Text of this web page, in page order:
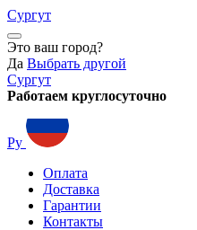
Сургут
Это ваш город?
Да Выбрать другой
Сургут
Работаем круглосуточно
Ру
Оплата
Доставка
Гарантии
Контакты